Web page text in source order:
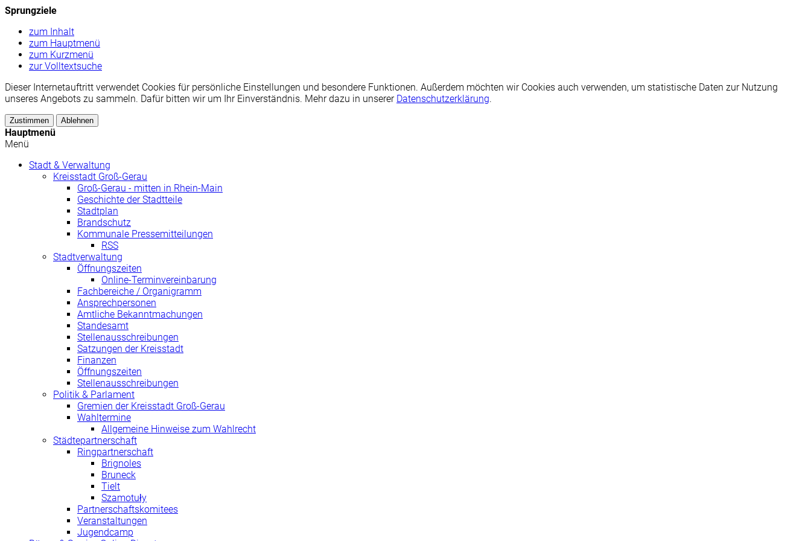
Sprungziele
zum Inhalt
zum Hauptmenü
zum Kurzmenü
zur Volltextsuche
Dieser Internetauftritt verwendet Cookies für persönliche Einstellungen und besondere Funktionen. Außerdem möchten wir Cookies auch verwenden, um statistische Daten zur Nutzung
unseres Angebots zu sammeln. Dafür bitten wir um Ihr Einverständnis. Mehr dazu in unserer Datenschutzerklärung.
Zustimmen Ablehnen
Hauptmenü
Menü
Stadt & Verwaltung
Kreisstadt Groß-Gerau
Groß-Gerau - mitten in Rhein-Main
Geschichte der Stadtteile
Stadtplan
Brandschutz
Kommunale Pressemitteilungen
RSS
Stadtverwaltung
Öffnungszeiten
Online-Terminvereinbarung
Fachbereiche / Organigramm
Ansprechpersonen
Amtliche Bekanntmachungen
Standesamt
Stellenausschreibungen
Satzungen der Kreisstadt
Finanzen
Öffnungszeiten
Stellenausschreibungen
Politik & Parlament
Gremien der Kreisstadt Groß-Gerau
Wahltermine
Allgemeine Hinweise zum Wahlrecht
Städtepartnerschaft
Ringpartnerschaft
Brignoles
Bruneck
Tielt
Szamotuły
Partnerschaftskomitees
Veranstaltungen
Jugendcamp